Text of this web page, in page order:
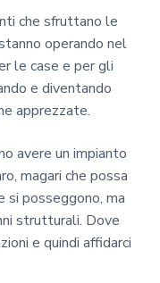
che sfruttano le
operando nel
le case e per gli
e diventando
apprezzate.
avere un impianto
magari che possa
si posseggono, ma
strutturali. Dove
e quindi affidarci